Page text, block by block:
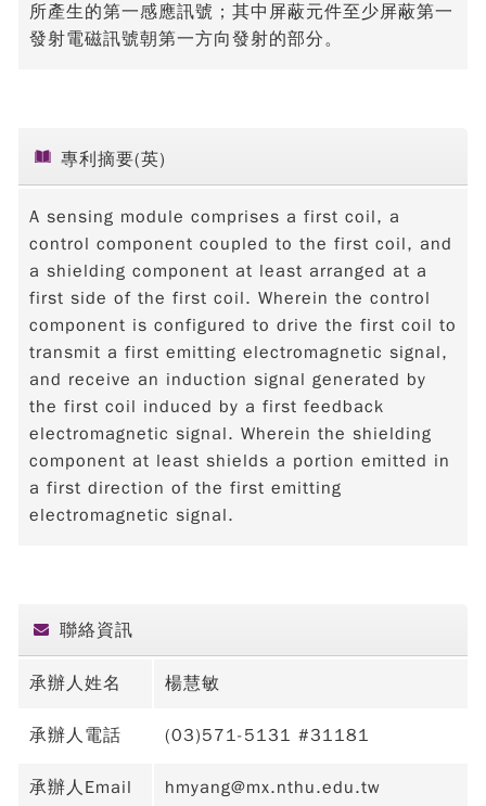
所產生的第一感應訊號；其中屏蔽元件至少屏蔽第一
發射電磁訊號朝第一方向發射的部分。
專利摘要(英)
A sensing module comprises a first coil, a
control component coupled to the first coil, and
a shielding component at least arranged at a
first side of the first coil. Wherein the control
component is configured to drive the first coil to
transmit a first emitting electromagnetic signal,
and receive an induction signal generated by
the first coil induced by a first feedback
electromagnetic signal. Wherein the shielding
component at least shields a portion emitted in
a first direction of the first emitting
electromagnetic signal.
聯絡資訊
承辦人姓名 楊慧敏
承辦人電話 (03)571-5131 #31181
承辦人Email hmyang@mx.nthu.edu.tw